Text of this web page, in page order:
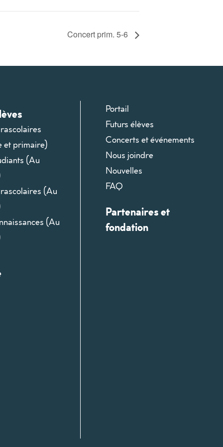
Concert prim. 5-6
et primaire)
(Au
(Au
(Au
Portail
Futurs élèves
Concerts et événements
Nous joindre
Nouvelles
FAQ
Partenaires et
fondation